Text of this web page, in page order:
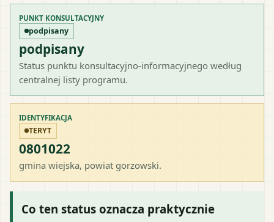
PUNKT KONSULTACYJNY
podpisany
podpisany
Status punktu konsultacyjno-informacyjnego według
centralnej listy programu.
IDENTYFIKACJA
TERYT
0801022
gmina wiejska, powiat gorzowski.
Co ten status oznacza praktycznie